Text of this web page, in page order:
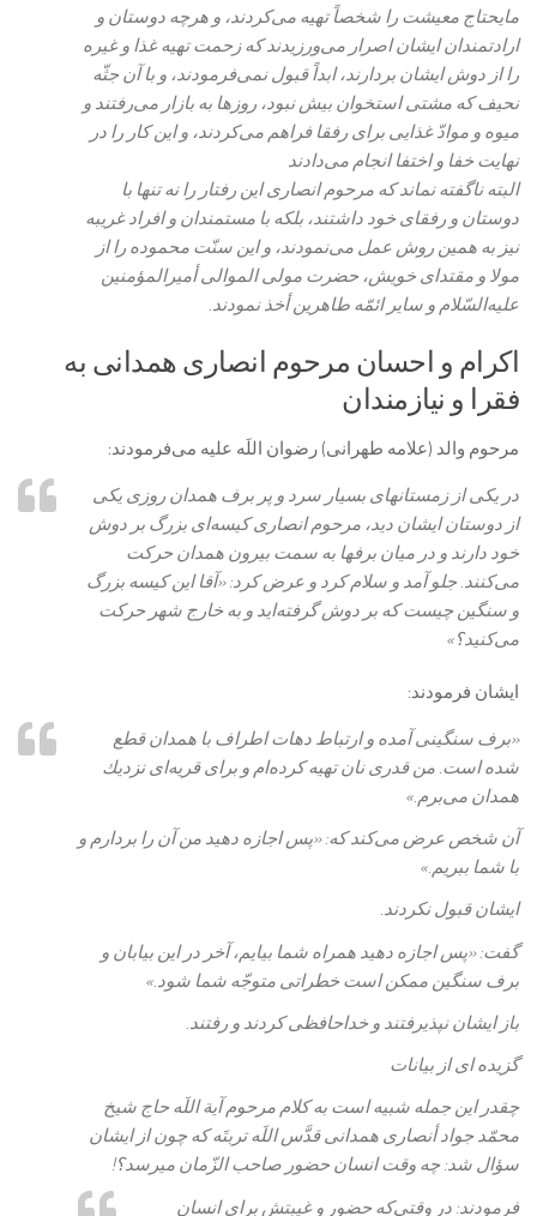
مايحتاج معيشت را شخصاً تهيه می‌‏كردند، و هرچه دوستان و
ارادتمندان‏ ايشان اصرار می‌‏ورزيدند كه زحمت تهيه غذا و غيره
را از دوش ايشان بردارند، ابداً قبول نمی‌‏فرمودند، و با آن جثّه
نحيف كه مشتى استخوان بيش نبود، روزها به بازار می‌رفتند و
ميوه و موادّ غذايى براى رفقا فراهم می‌‏كردند، و اين كار را در
نهايت خفا و اختفا انجام می‌دادند
البته ناگفته نماند كه مرحوم انصارى اين رفتار را نه تنها با
دوستان و رفقاى خود داشتند، بلكه با مستمندان و افراد غريبه
نيز به همين روش عمل می‌‏نمودند، و اين سنّت محموده را از
مولا و مقتداى خويش، حضرت مولى الموالى أميرالمؤمنين
عليه‌‏السّلام و ساير ائمّه طاهرين أخذ نمودند.
اكرام و احسان مرحوم انصارى همدانى به
فقرا و نيازمندان‏
مرحوم والد (علامه طهرانی) رضوان اللَه عليه می‌‏فرمودند:
در يكى از زمستان‏هاى بسيار سرد و پر برف همدان روزى يكى
از دوستان ايشان ديد، مرحوم انصارى كيسه‌‏اى بزرگ بر دوش
خود دارند و در ميان برف‏ها به سمت بيرون همدان حركت
می‌‏كنند. جلو آمد و سلام كرد و عرض كرد: «آقا اين كيسه بزرگ
و سنگين چيست كه بر دوش گرفته‌‏ايد و به خارج شهر حركت
می‌‏كنيد؟»
ايشان فرمودند:
«برف سنگينى آمده و ارتباط دهات اطراف با همدان قطع
شده است. من قدرى نان تهيه كرده‌‏ام و براى قريه‏‌اى نزديك
همدان می‌‏برم.»
آن شخص عرض می‌‏كند كه: «پس اجازه دهيد من آن را بردارم و
با شما ببريم.»
ايشان قبول نكردند.
گفت: «پس اجازه دهيد همراه شما بيايم، آخر در اين بيابان و
برف سنگين ممكن است خطراتى متوجّه شما شود.»
باز ايشان نپذيرفتند و خداحافظى كردند و رفتند.
گزیده ای از بیانات
چقدر اين جمله شبيه است به كلام مرحوم آية اللَه حاج شيخ‏
محمّد جواد أنصارى‏ همدانى‏ قدَّس اللَه تربتَه كه چون از ايشان
سؤال شد: چه وقت انسان حضور صاحب الزّمان ميرسد؟!
فرمودند: در وقتی‌‏كه حضور و غيبتش براى انسان